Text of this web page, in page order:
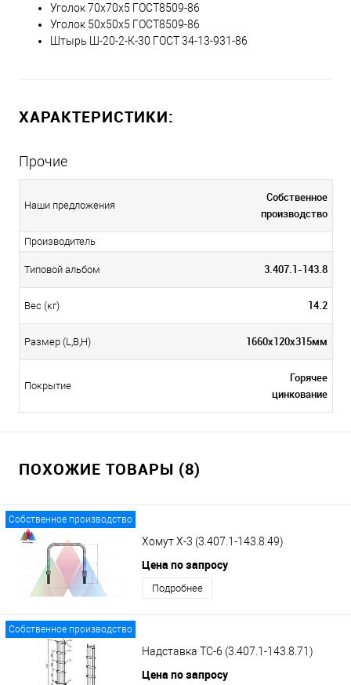
Уголок 70х70х5 ГОСТ8509-86
Уголок 50х50х5 ГОСТ8509-86
Штырь Ш-20-2-К-30 ГОСТ 34-13-931-86
ХАРАКТЕРИСТИКИ:
Прочие
Наши предложения
Собственное
производство
Производитель
Типовой альбом 3.407.1-143.8
Вес (кг) 14.2
Размер (L,B,H) 1660х120х315мм
Покрытие
Горячее
цинкование
ПОХОЖИЕ ТОВАРЫ (8)
Собственное производство
Хомут Х-3 (3.407.1-143.8.49)
Цена по запросу
Подробнее
Собственное производство
Надставка ТС-6 (3.407.1-143.8.71)
Цена по запросу